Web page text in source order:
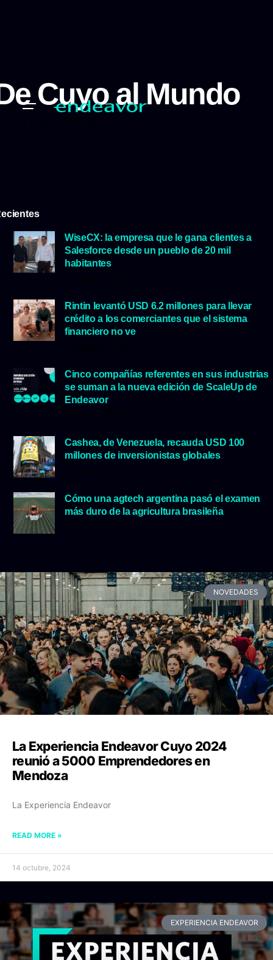
Cuyo al Mundo
WiseCX: la empresa que le gana clientes a
Salesforce desde un pueblo de 20 mil
habitantes
Rintin levantó USD 6.2 millones para llevar
crédito a los comerciantes que el sistema
financiero no ve
Cinco compañías referentes en sus industrias
se suman a la nueva edición de ScaleUp de
Endeavor
Cashea, de Venezuela, recauda USD 100
millones de inversionistas globales
Cómo una agtech argentina pasó el examen
más duro de la agricultura brasileña
NOVEDADES
La Experiencia Endeavor Cuyo 2024
reunió a 5000 Emprendedores en
Mendoza
La Experiencia Endeavor
READ MORE »
14 octubre, 2024
EXPERIENCIA ENDEAVOR